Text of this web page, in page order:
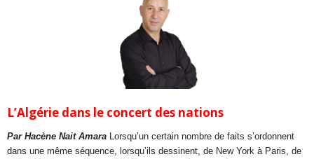
L’Algérie dans le concert des nations
Par Hacène Nait Amara
Lorsqu’un certain nombre de faits s’ordonnent
dans une même séquence, lorsqu’ils dessinent, de New York à Paris, de